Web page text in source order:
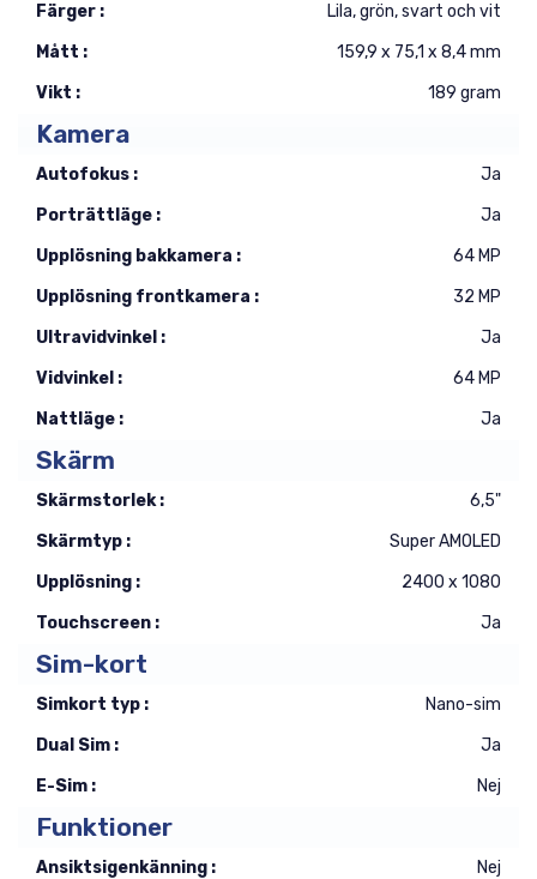
Färger :
Lila, grön, svart och vit
Mått :
159,9 x 75,1 x 8,4 mm
Vikt :
189 gram
Kamera
Autofokus :
Ja
Porträttläge :
Ja
Upplösning bakkamera :
64 MP
Upplösning frontkamera :
32 MP
Ultravidvinkel :
Ja
Vidvinkel :
64 MP
Nattläge :
Ja
Skärm
Skärmstorlek :
6,5"
Skärmtyp :
Super AMOLED
Upplösning :
2400 x 1080
Touchscreen :
Ja
Sim-kort
Simkort typ :
Nano-sim
Dual Sim :
Ja
E-Sim :
Nej
Funktioner
Ansiktsigenkänning :
Nej